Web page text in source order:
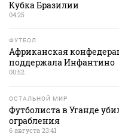
Кубка Бразилии
04:25
ФУТБОЛ
Африканская
поддержала Инфантино
00:52
ОСТАЛЬНОЙ МИР
Футболиста в Уганде
ограбления
6 августа 23:41